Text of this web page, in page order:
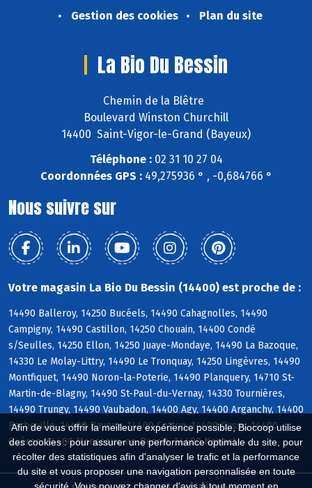
Afin de vous offrir la meilleure expérience possible, Biocoop utilise
des cookies : pour assurer une performance optimale du site, pour
récolter des statistiques afin d'analyser le trafic et la performance
du site et vous proposer une navigation personnalisée en toute
Gestion des cookies
Plan du site
La Bio Du Bessin
Chemin de la Blêtre
Boulevard Winston Churchill
14400 Saint-Vigor-le-Grand (Bayeux)
Téléphone :02 31 10 27 04
Coordonnées GPS :49,275936 ° , -0,684766 °
Nous suivre sur
Votre magasin La Bio Du Bessin (14400) est proche de :
14490 Balleroy, 14250 Bucéels, 14490 Cahagnolles, 14490
Campigny, 14490 Castillon, 14250 Chouain, 14400 Condé
s/Seulles, 14250 Ellon, 14250 Juaye-Mondaye, 14490 La Bazoque,
14330 Le Molay-Littry, 14490 Le Tronquay, 14250 Lingèvres, 14490
Montfiquet, 14490 Noron-la-Poterie, 14490 Planquery, 14710 St-
Martin-de-Blagny, 14490 St-Paul-du-Vernay, 14330 Tournières,
14490 Trungy, 14490 Vaubadon, 14400 Agy, 14400 Arganchy, 14400
Barbeville, 14400 Bayeux, 14400 Cottun, 14400 Cussy, 14400
Guéron, 14400 Monceaux-en-Bessin, 14400 Nonant